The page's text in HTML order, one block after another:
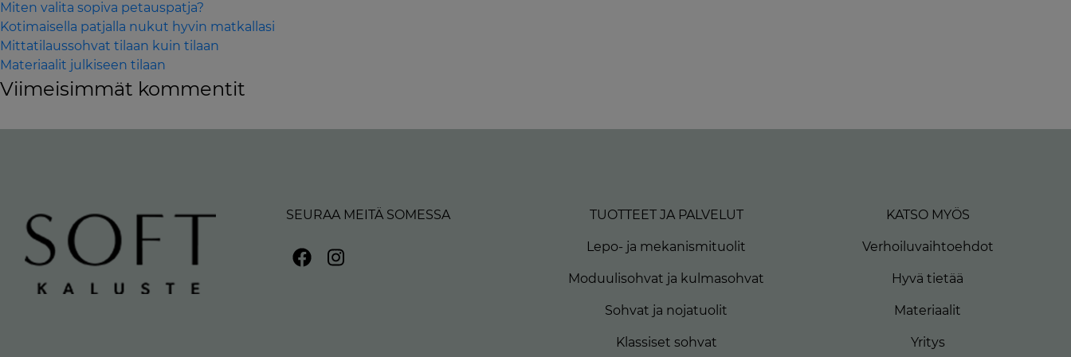
Miten valita sopiva petauspatja?
Kotimaisella patjalla nukut hyvin matkallasi
Mittatilaussohvat tilaan kuin tilaan
Materiaalit julkiseen tilaan
Viimeisimmät kommentit
SEURAA MEITÄ SOMESSA TUOTTEET JA PALVELUT
Lepo- ja mekanismituolit
Moduulisohvat ja kulmasohvat
Sohvat ja nojatuolit
Klassiset sohvat
KATSO MYÖS
Verhoiluvaihtoehdot
Hyvä tietää
Materiaalit
Yritys